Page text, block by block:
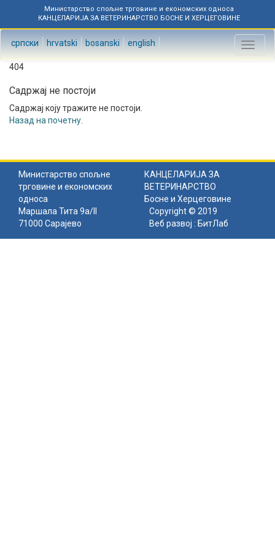
Министарство спољне трговине и економских односа
КАНЦЕЛАРИЈА ЗА ВЕТЕРИНАРСТВО БОСНЕ И ХЕРЦЕГОВИНЕ
српски hrvatski bosanski english
Toggle
404
Садржај не постоји
Садржај коју тражите не постоји.
Назад на почетну
Министарство спољне
трговине и економских
односа
КАНЦЕЛАРИЈА ЗА
ВЕТЕРИНАРСТВО
Босне и Херцеговине
Маршала Тита 9а/II
71000 Сарајево
Copyright © 2019
Веб развој : БитЛаб